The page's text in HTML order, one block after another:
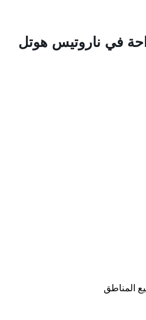
في ناروتيس هوتل
المناطق